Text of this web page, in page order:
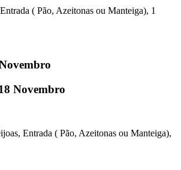
( Pão, Azeitonas ou Manteiga), 1
Novembro
Entrada ( Pão, Azeitonas ou Manteiga),